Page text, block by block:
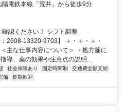
アクセス 最寄駅：荒井 山陽電鉄本線「荒井」から徒歩9分
認ください！ シフト調整
2608-13320-9703】 ＋・＋・＋・
主な仕事内容について＞ ・処方箋に
導、薬の効果や注意点の説明...
社会保険あり 固定時間制
交通費全額支給
備 長期歓迎